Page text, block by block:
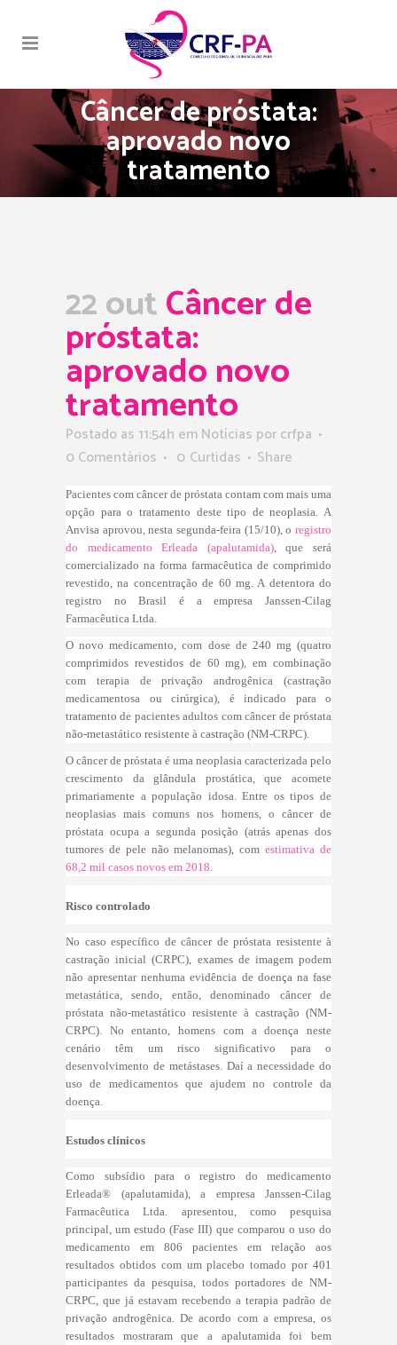
Câncer de próstata:
aprovado novo
tratamento
22 outCâncer de
próstata:
aprovado novo
tratamento
Postado as 11:54h emNotícias porcrfpa
0 Comentários
0 Curtidas Share
Pacientes com câncer de próstata contam com mais uma
opção para o tratamento deste tipo de neoplasia. A
Anvisa aprovou, nesta segunda-feira (15/10), o registro
do medicamento Erleada (apalutamida), que será
comercializado na forma farmacêutica de comprimido
revestido, na concentração de 60 mg. A detentora do
registro no Brasil é a empresa Janssen-Cilag
Farmacêutica Ltda.
O novo medicamento, com dose de 240 mg (quatro
comprimidos revestidos de 60 mg), em combinação
com terapia de privação androgênica (castração
medicamentosa ou cirúrgica), é indicado para o
tratamento de pacientes adultos com câncer de próstata
não-metastático resistente à castração (NM-CRPC).
O câncer de próstata é uma neoplasia caracterizada pelo
crescimento da glândula prostática, que acomete
primariamente a população idosa. Entre os tipos de
neoplasias mais comuns nos homens, o câncer de
próstata ocupa a segunda posição (atrás apenas dos
tumores de pele não melanomas), comestimativa de
68,2 mil casos novos em 2018
Risco controlado
No caso específico de câncer de próstata resistente à
castração inicial (CRPC), exames de imagem podem
não apresentar nenhuma evidência de doença na fase
metastática, sendo, então, denominado câncer de
próstata não-metastático resistente à castração (NM-
CRPC). No entanto, homens com a doença neste
cenário têm um risco significativo para o
desenvolvimento de metástases. Daí a necessidade do
uso de medicamentos que ajudem no controle da
doença.
Estudos clínicos
Como subsídio para o registro do medicamento
Erleada® (apalutamida), a empresa Janssen-Cilag
Farmacêutica Ltda. apresentou, como pesquisa
principal, um estudo (Fase III) que comparou o uso do
medicamento em 806 pacientes em relação aos
resultados obtidos com um placebo tomado por 401
participantes da pesquisa, todos portadores de NM-
CRPC, que já estavam recebendo a terapia padrão de
privação androgênica. De acordo com a empresa, os
resultados mostraram que a apalutamida foi bem